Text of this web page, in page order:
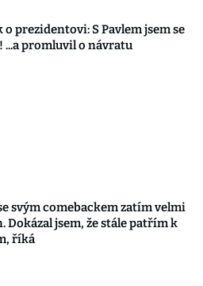
o prezidentovi: S Pavlem jsem se
promluvil o návratu
svým comebackem zatím velmi
Dokázal jsem, že stále patřím k
říká